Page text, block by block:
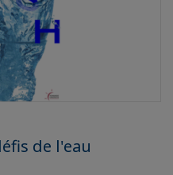
de l'eau